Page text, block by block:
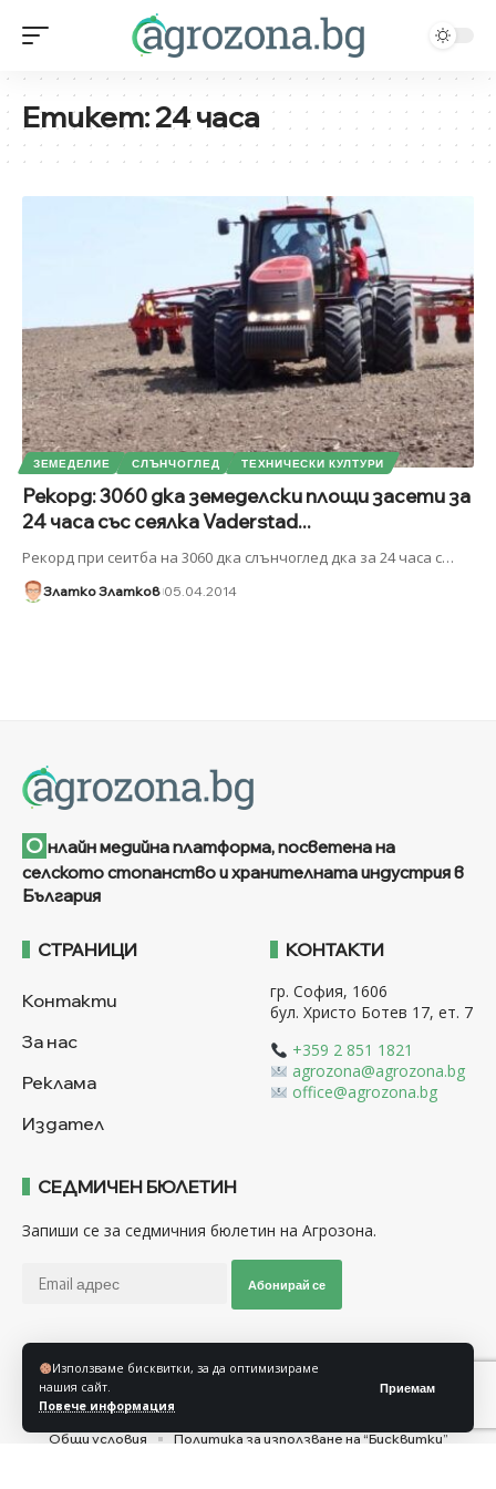
Използваме бисквитки, за да оптимизираме
нашия сайт.
Повече информация
Приемам
Етикет:24 часа
ЗЕМЕДЕЛИЕ СЛЪНЧОГЛЕД ТЕХНИЧЕСКИ КУЛТУРИ
Рекорд: 3060 дка земеделски площи засети за
24 часа със сеялка Vaderstad...
Рекорд при сеитба на 3060 дка слънчоглед дка за 24 часа с…
Златко Златков 05.04.2014
О нлайн медийна платформа, посветена на
селското стопанство и хранителната индустрия в
България
СТРАНИЦИ
Контакти
За нас
Реклама
Издател
КОНТАКТИ
гр. София, 1606
бул. Христо Ботев 17, ет. 7
+359 2 851 1821
agrozona@agrozona.bg
office@agrozona.bg
СЕДМИЧЕН БЮЛЕТИН
Запиши се за седмичния бюлетин на Агрозона.
Абонирай се
Последвайте ни
Общи условия
Политика за използване на “Бисквитки”